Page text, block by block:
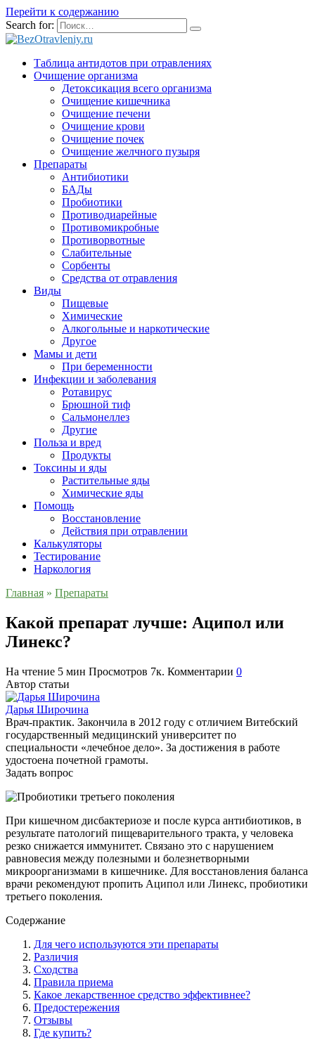
Перейти к содержанию
Search for:
Таблица антидотов при отравлениях
Очищение организма
Детоксикация всего организма
Очищение кишечника
Очищение печени
Очищение крови
Очищение почек
Очищение желчного пузыря
Препараты
Антибиотики
БАДы
Пробиотики
Противодиарейные
Противомикробные
Противорвотные
Слабительные
Сорбенты
Средства от отравления
Виды
Пищевые
Химические
Алкогольные и наркотические
Другое
Мамы и дети
При беременности
Инфекции и заболевания
Ротавирус
Брюшной тиф
Сальмонеллез
Другие
Польза и вред
Продукты
Токсины и яды
Растительные яды
Химические яды
Помощь
Восстановление
Действия при отравлении
Калькуляторы
Тестирование
Наркология
Главная » Препараты
Какой препарат лучше: Аципол или
Линекс?
На чтение 5 мин Просмотров 7к. Комментарии 0
Автор статьи
Дарья Широчина
Врач-практик. Закончила в 2012 году с отличием Витебский
государственный медицинский университет по
специальности «лечебное дело». За достижения в работе
удостоена почетной грамоты.
Задать вопрос
При кишечном дисбактериозе и после курса антибиотиков, в
результате патологий пищеварительного тракта, у человека
резко снижается иммунитет. Связано это с нарушением
равновесия между полезными и болезнетворными
микроорганизмами в кишечнике. Для восстановления баланса
врачи рекомендуют пропить Аципол или Линекс, пробиотики
третьего поколения.
Содержание
Для чего используются эти препараты
Различия
Сходства
Правила приема
Какое лекарственное средство эффективнее?
Предостережения
Отзывы
Где купить?